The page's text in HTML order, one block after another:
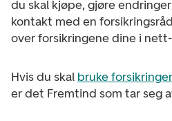
du skal kjøpe, gjøre
kontakt med en
over forsikringene dine i
Hvis du skal bruke
er det Fremtind som tar seg